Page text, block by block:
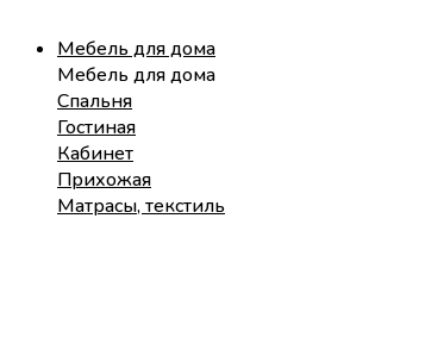
Мебель для дома
Мебель для дома
Спальня
Гостиная
Кабинет
Прихожая
Матрасы, текстиль